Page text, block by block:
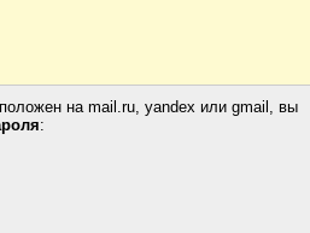
на mail.ru, yandex или gmail, вы
: